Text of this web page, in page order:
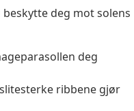
deg mot solens
deg
ribbene gjør